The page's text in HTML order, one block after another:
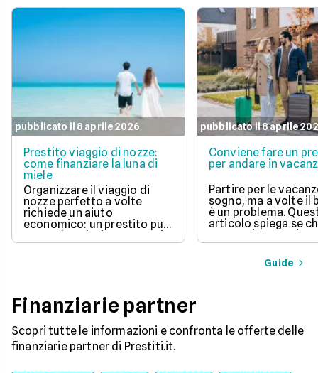
pubblicato il 8 aprile 2026
Prestito viaggio di nozze:
come finanziare la luna di
miele
Organizzare il viaggio di
nozze perfetto a volte
richiede un aiuto
economico: un prestito può
essere la soluzione. Scopri
come funziona, quali tipi ci
pubblicato il 8 aprile
Conviene fare un
per andare in
Partire per le
sogno, ma a volte il
è un problema.
articolo spiega se
un prestito per
una buona idea,
vantaggi come la
di partire subito e
goderti le vacanze
debiti.
Guide
Finanziarie partner
Scopri tutte le informazioni e confronta le offerte delle
finanziarie partner di Prestiti.it.